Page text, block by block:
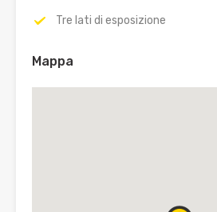
Tre lati di esposizione
Mappa